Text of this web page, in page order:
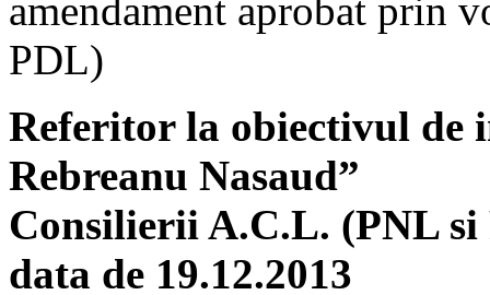
amendament aprobat prin
PDL)
Referitor la obiectivul de
Rebreanu Nasaud”
Consilierii A.C.L. (PNL si
data de 19.12.2013